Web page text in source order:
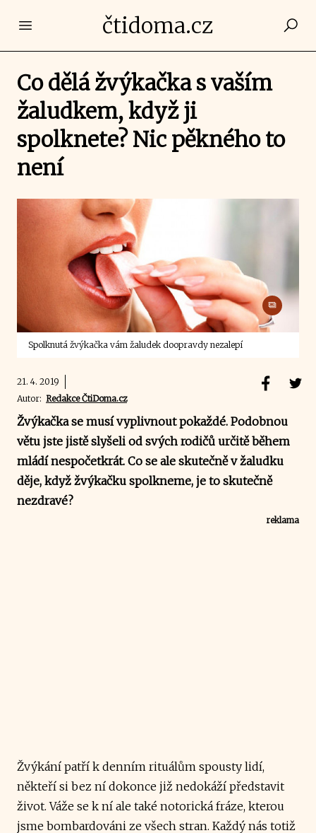
Open main menučtidoma.cz
Co dělá žvýkačka s vaším
žaludkem, když ji
spolknete? Nic pěkného to
není
Spolknutá žvýkačka vám žaludek doopravdy nezalepí
21. 4. 2019
Autor: Redakce ČtiDoma.cz
Žvýkačka se musí vyplivnout pokaždé. Podobnou
větu jste jistě slyšeli od svých rodičů určitě během
mládí nespočetkrát. Co se ale skutečně v žaludku
děje, když žvýkačku spolkneme, je to skutečně
nezdravé?
reklama
Žvýkání patří k denním rituálům spousty lidí,
někteří si bez ní dokonce již nedokáží představit
život. Váže se k ní ale také notorická fráze, kterou
jsme bombardováni ze všech stran. Každý nás totiž